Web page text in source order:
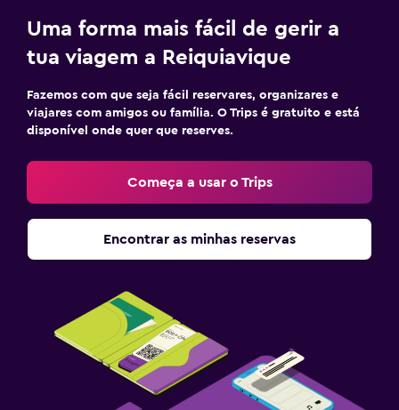
Uma forma mais fácil de gerir a
tua viagem a Reiquiavique
Fazemos com que seja fácil reservares, organizares e
viajares com amigos ou família. O Trips é gratuito e está
disponível onde quer que reserves.
Começa a usar o Trips
Encontrar as minhas reservas